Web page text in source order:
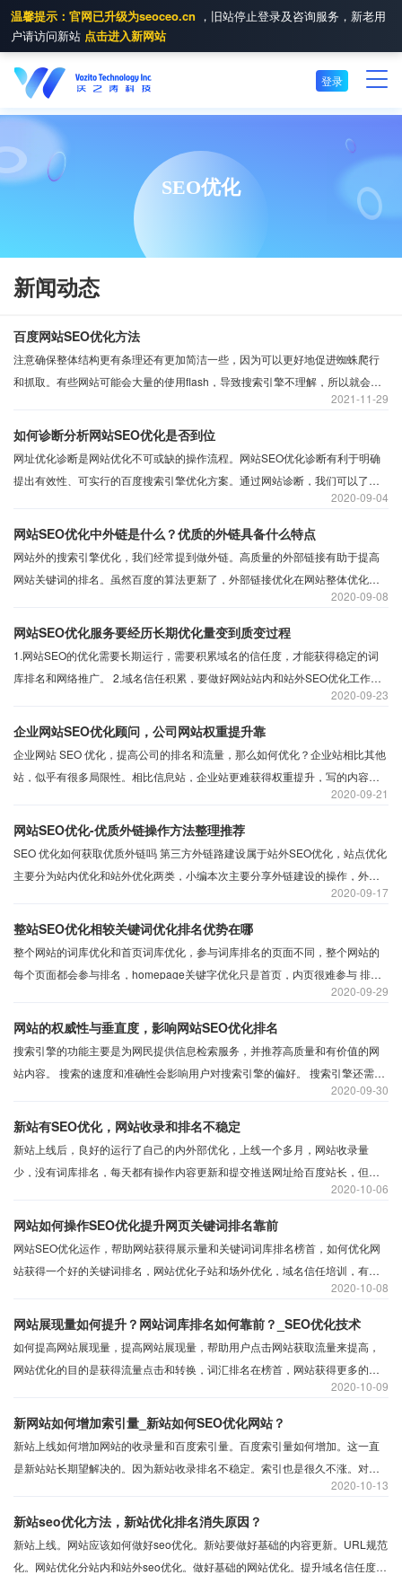
温馨提示：官网已升级为seoceo.cn ，旧站停止登录及咨询服务，新老用
户请访问新站 点击进入新网站
登录
SEO优化
新闻动态
11-29
2021
百度网站SEO优化方法
注意确保整体结构更有条理还有更加简洁一些，因为可以更好地促进蜘蛛爬行
和抓取。有些网站可能会大量的使用flash，导致搜索引擎不理解，所以就会导
09-04
2020
如何诊断分析网站SEO优化是否到位
网址优化诊断是网站优化不可或缺的操作流程。网站SEO优化诊断有利于明确
提出有效性、可实行的百度搜索引擎优化方案。通过网站诊断，我们可以了解
网站是否存在问题并加以解决。在进行网站搜索引擎优化之前，沃志涛科技需
要先对网站进行网站诊断分析，并分析和诊断网站是否有正确的操作、修改和
09-08
2020
网站SEO优化中外链是什么？优质的外链具备什么特点
网站外的搜索引擎优化，我们经常提到做外链。高质量的外部链接有助于提高
网站关键词的排名。虽然百度的算法更新了，外部链接优化在网站整体优化中
的作用降低了，但外部链接仍然是影响网站排名的一个有影响力的排名因素，
有助于提高关键词。高质量的外部链接指向我们的网站，这有助于提高我们网
09-23
2020
网站SEO优化服务要经历长期优化量变到质变过程
1.网站SEO的优化需要长期运行，需要积累域名的信任度，才能获得稳定的词
库排名和网络推广。 ​2.域名信任积累，要做好网站站内和站外SEO优化工作，
09-21
2020
企业网站SEO优化顾问，公司网站权重提升靠
企业网站 SEO 优化，提高公司的排名和流量，那么如何优化？企业站相比其他
站，似乎有很多局限性。相比信息站，企业站更难获得权重提升，写的内容不
09-17
2020
网站SEO优化-优质外链操作方法整理推荐
SEO 优化如何获取优质外链吗 第三方外链路建设属于站外SEO优化，站点优化
主要分为站内优化和站外优化两类，小编本次主要分享外链建设的操作，外链
09-29
2020
整站SEO优化相较关键词优化排名优势在哪
整个网站的词库优化和首页词库优化，参与词库排名的页面不同，整个网站的
每个页面都会参与排名，homepage关键字优化只是首页，内页很难参与 排
名，页面内容的质量推广和合理的权重分配将帮助整个网站参与排名。
09-30
2020
网站的权威性与垂直度，影响网站SEO优化排名
搜索引擎的功能主要是为网民提供信息检索服务，并推荐高质量和有价值的网
站内容。 搜索的速度和准确性会影响用户对搜索引擎的偏好。 搜索引擎还需要
不断提高其搜索准确性。 为了吸引用户，搜索引擎喜欢什么样的网站内容，哪
些因素会影响网页的显示和排名？
10-06
2020
新站有SEO优化，网站收录和排名不稳定
新站上线后，良好的运行了自己的内外部优化，上线一个多月，网站收录量
少，没有词库排名，每天都有操作内容更新和提交推送网址给百度站长，但网
站收录和排名变化不大，网站收录量仍然较少，没有关键词排名流量。
10-08
2020
网站如何操作SEO优化提升网页关键词排名靠前
网站SEO优化运作，帮助网站获得展示量和关键词词库排名榜首，如何优化网
站获得一个好的关键词排名，网站优化子站和场外优化，域名信任培训，有利
10-09
2020
网站展现量如何提升？网站词库排名如何靠前？_SEO优化技术
如何提高网站展现量，提高网站展现量，帮助用户点击网站获取流量来提高，
网站优化的目的是获得流量点击和转换，词汇排名在榜首，网站获得更多的展
10-13
2020
新网站如何增加索引量_新站如何SEO优化网站？
新站上线如何增加网站的收录量和百度索引量。百度索引量如何增加。这一直
是新站站长期望解决的。因为新站收录排名不稳定。索引也是很久不涨。对此
应该如何操作增加百度索引和收录量呢。分享新站提升索引收录的操作。
新站seo优化方法，新站优化排名消失原因？
新站上线。网站应该如何做好seo优化。新站要做好基础的内容更新。URL规范
化。网站优化分站内和站外seo优化。做好基础的网站优化。提升域名信任度。